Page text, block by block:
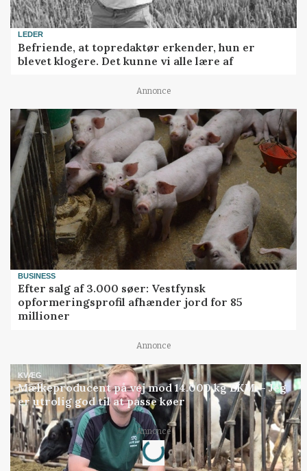
LEDER
Befriende, at topredaktør erkender, hun er
blevet klogere. Det kunne vi alle lære af
Annonce
BUSINESS
Efter salg af 3.000 søer: Vestfynsk
opformeringsprofil afhænder jord for 85
millioner
Annonce
KVÆG
Mælkeproducent på vej mod 14.000 kg EKM: - Jeg
er utrolig god til at passe køer
Annonce
Loading...